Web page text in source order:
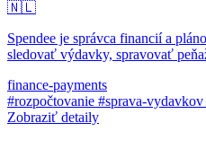
🇳🇱
Spendee je správca financií a
sledovať výdavky, spravovať
finance-payments
#rozpočtovanie #sprava-vydavkov
Zobraziť detaily